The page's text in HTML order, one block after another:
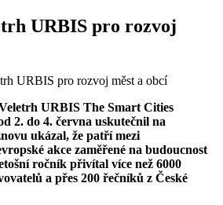
URBIS pro rozvoj
URBIS The Smart Cities
2. do 4. června uskutečnil na
ukázal, že patří mezi
akce zaměřené na budoucnost
ročník přivítal více než 6000
a přes 200 řečníků z České